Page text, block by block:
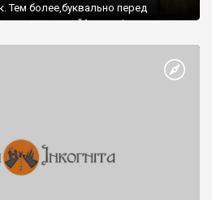
Тем более,буквально перед
путеводитель "4 мандрiвки
ни карт Коростышева